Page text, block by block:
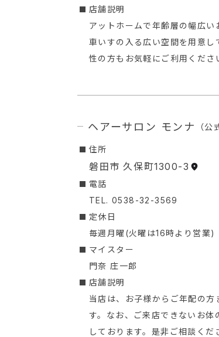
店舗説明
アットホームで年齢層の幅広
車いすの入る広い空間を用意し
性の方もお気軽にご利用くださ
ヘアーサロン モンナ （公
︎住所
磐田市 久保町1300-3
︎電話
TEL. 0538-32-3569
定休日
毎週月曜(火曜は16時より営業)
マイスター
門奈 庄一郎
店舗説明
当店は、お子様からご年配の
す。なお、ご来店できないお体
しております。是非ご相談くだ